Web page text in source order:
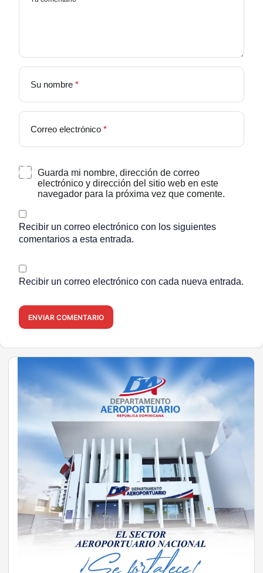
Su nombre *
Correo electrónico *
Guarda mi nombre, dirección de correo
electrónico y dirección del sitio web en este
navegador para la próxima vez que comente.
Recibir un correo electrónico con los siguientes
comentarios a esta entrada.
Recibir un correo electrónico con cada nueva entrada.
ENVIAR COMENTARIO